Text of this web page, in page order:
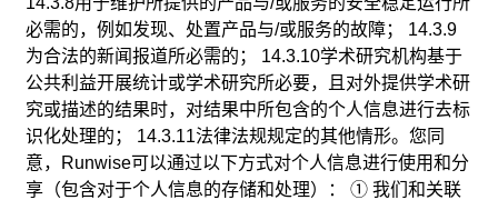
必需的，例如发现、处置产品与/或服务的故障； 14.3.9
为合法的新闻报道所必需的； 14.3.10学术研究机构基于
公共利益开展统计或学术研究所必要，且对外提供学术研
究或描述的结果时，对结果中所包含的个人信息进行去标
识化处理的； 14.3.11法律法规规定的其他情形。您同
意，Runwise可以通过以下方式对个人信息进行使用和分
享（包含对于个人信息的存储和处理）： ① 我们和关联